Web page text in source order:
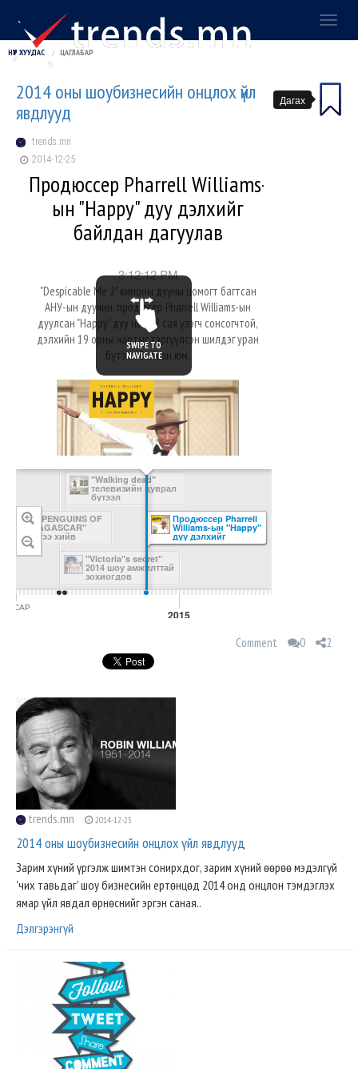
НҮҮР ХУУДАС ЦАГЛАБАР
Дагах
2014 оны шоубизнесийн онцлох үйл
явдлууд
trends.mn
2014-12-25
Продюссер Pharrell Williams-
ын "Happy" дуу дэлхийг
байлдан дагуулав
3:12:12 PM
"Despicable Me 2" киноны дууны цомогт багтсан
АНУ-ын дуучин, продюсер Pharrell Williams-ын
дуулсан "Happy" дуу нь 112 сая үзэгч сонсогчтой,
дэлхийн 19 орны чартыг тэргүүлсэн шилдэг уран
бүтээл болсон юм.
Эх сурвалж
SWIPE TO
NAVIGATE
"THE PENGUINS OF
MADAGASCAR"
нээлтээ хийв
"Victoria"s secret"
2014 шоу амжилттай
зохиогдов
"Walking dead"
телевизийн цуврал
бүтээл
Продюссер Pharrell
Williams-ын "Happy"
дуу дэлхийг
байлдан дагуулав
2015
12 САР
Comment 0 2
trends.mn 2014-12-25
2014 оны шоубизнесийн онцлох үйл явдлууд
Зарим хүний үргэлж шимтэн сонирхдог, зарим хүний өөрөө мэдэлгүй
'чих тавьдаг' шоу бизнесийн ертөнцөд 2014 онд онцлон тэмдэглэх
ямар үйл явдал өрнөснийг эргэн саная..
Дэлгэрэнгүй